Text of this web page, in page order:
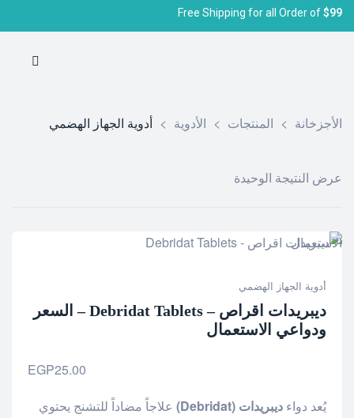
Free Shipping for all Order of$99
الأجزخانة > المنتجات > الأدوية > أدوية الجهاز الهضمي
عرض النتيجة الوحيدة
أدوية الجهاز الهضمي
ديبريدات اقراص – Debridat Tablets – السعر
ودواعي الاستعمال
EGP25.00
يُعد دواء ديبريدات (Debridat)
علاجاً مضاداً للتشنج يحتوي